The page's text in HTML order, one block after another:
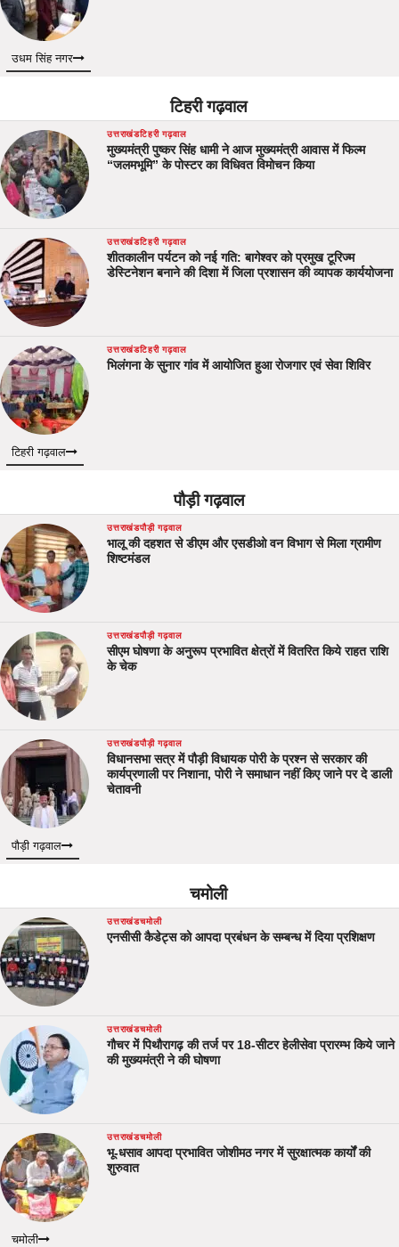
उधम सिंह नगर
टिहरी गढ़वाल
उत्तराखंडटिहरी गढ़वाल
मुख्यमंत्री पुष्कर सिंह धामी ने आज मुख्यमंत्री आवास में फिल्म
“जलमभूमि” के पोस्टर का विधिवत विमोचन किया
उत्तराखंडटिहरी गढ़वाल
शीतकालीन पर्यटन को नई गति: बागेश्वर को प्रमुख टूरिज्म
डेस्टिनेशन बनाने की दिशा में जिला प्रशासन की व्यापक कार्ययोजना
उत्तराखंडटिहरी गढ़वाल
भिलंगना के सुनार गांव में आयोजित हुआ रोजगार एवं सेवा शिविर
टिहरी गढ़वाल
पौड़ी गढ़वाल
उत्तराखंडपौड़ी गढ़वाल
भालू की दहशत से डीएम और एसडीओ वन विभाग से मिला ग्रामीण
शिष्टमंडल
उत्तराखंडपौड़ी गढ़वाल
सीएम घोषणा के अनुरूप प्रभावित क्षेत्रों में वितरित किये राहत राशि
के चेक
उत्तराखंडपौड़ी गढ़वाल
विधानसभा सत्र में पौड़ी विधायक पोरी के प्रश्न से सरकार की
कार्यप्रणाली पर निशाना, पोरी ने समाधान नहीं किए जाने पर दे डाली
चेतावनी
पौड़ी गढ़वाल
चमोली
उत्तराखंडचमोली
एनसीसी कैडेट्स को आपदा प्रबंधन के सम्बन्ध में दिया प्रशिक्षण
उत्तराखंडचमोली
गौचर में पिथौरागढ़ की तर्ज पर 18-सीटर हेलीसेवा प्रारम्भ किये जाने
की मुख्यमंत्री ने की घोषणा
उत्तराखंडचमोली
भू-धसाव आपदा प्रभावित जोशीमठ नगर में सुरक्षात्मक कार्यों की
शुरुवात
चमोली